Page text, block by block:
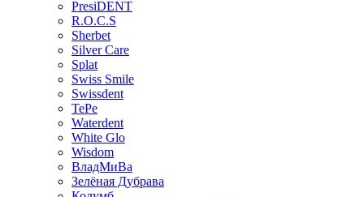
PresiDENT
R.O.C.S
Sherbet
Silver Care
Splat
Swiss Smile
Swissdent
TePe
Waterdent
White Glo
Wisdom
ВладМиВа
Зелёная Дубрава